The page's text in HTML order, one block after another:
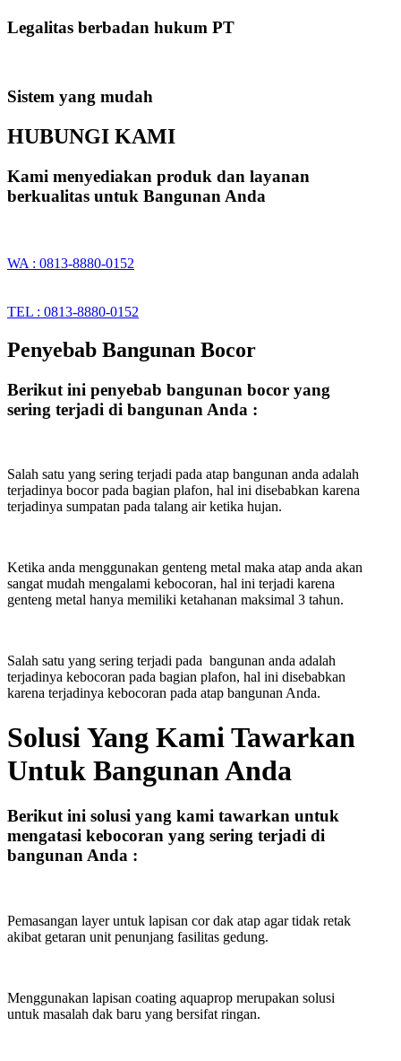
Legalitas berbadan hukum PT
Sistem yang mudah
HUBUNGI KAMI
Kami menyediakan produk dan layanan
berkualitas untuk Bangunan Anda
WA : 0813-8880-0152
TEL : 0813-8880-0152
Penyebab Bangunan Bocor
Berikut ini penyebab bangunan bocor yang
sering terjadi di bangunan Anda :
Salah satu yang sering terjadi pada atap bangunan anda adalah
terjadinya bocor pada bagian plafon, hal ini disebabkan karena
terjadinya sumpatan pada talang air ketika hujan.
Ketika anda menggunakan genteng metal maka atap anda akan
sangat mudah mengalami kebocoran, hal ini terjadi karena
genteng metal hanya memiliki ketahanan maksimal 3 tahun.
Salah satu yang sering terjadi pada bangunan anda adalah
terjadinya kebocoran pada bagian plafon, hal ini disebabkan
karena terjadinya kebocoran pada atap bangunan Anda.
Solusi Yang Kami Tawarkan
Untuk Bangunan Anda
Berikut ini solusi yang kami tawarkan untuk
mengatasi kebocoran yang sering terjadi di
bangunan Anda :
Pemasangan layer untuk lapisan cor dak atap agar tidak retak
akibat getaran unit penunjang fasilitas gedung.
Menggunakan lapisan coating aquaprop merupakan solusi
untuk masalah dak baru yang bersifat ringan.